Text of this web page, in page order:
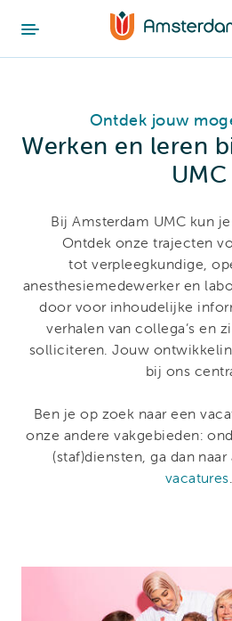
Werken en leren
UMC
Ontdek jouw
Bij Amsterdam UMC kun
Ontdek onze trajecten
tot verpleegkundige,
anesthesiemedewerker en
door voor inhoudelijke
verhalen van collega’s en
solliciteren. Jouw
bij ons
Ben je op zoek naar een
onze andere vakgebieden:
(staf)diensten, ga dan
vacatures.